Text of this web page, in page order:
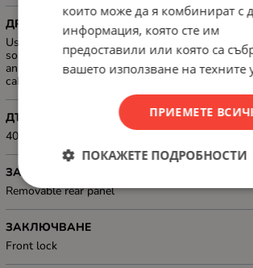
ДРУГИ
Used in offices and where small systems are
solution for installation of small video
announcement, network connectivity or other
cabling systems
ДЪЛБОЧИНА, ММ
400 mm
ЗАДЕН ПАНЕЛ
Removable rear panel
ЗАКЛЮЧВАНЕ
Front lock
които може да я комбинират с
информация, която сте им
предоставили или която са
вашето използване на техните
ПРИЕМЕТЕ
ПОКАЖЕТЕ ПОДРОБНОСТИ